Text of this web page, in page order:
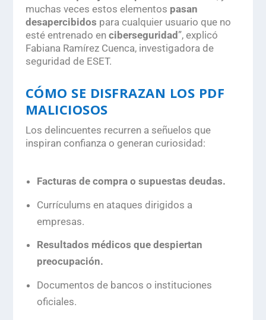
muchas veces estos elementos pasan
desapercibidos para cualquier usuario que no
esté entrenado en ciberseguridad”, explicó
Fabiana Ramírez Cuenca, investigadora de
seguridad de ESET.
CÓMO SE DISFRAZAN LOS PDF
MALICIOSOS
Los delincuentes recurren a señuelos que
inspiran confianza o generan curiosidad:
Facturas de compra o supuestas deudas.
Currículums en ataques dirigidos a
empresas.
Resultados médicos que despiertan
preocupación.
Documentos de bancos o instituciones
oficiales.